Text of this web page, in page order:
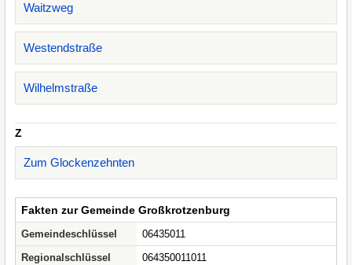
Waitzweg
Westendstraße
Wilhelmstraße
Z
Zum Glockenzehnten
Fakten zur Gemeinde Großkrotzenburg
Gemeindeschlüssel
06435011
Regionalschlüssel
064350011011